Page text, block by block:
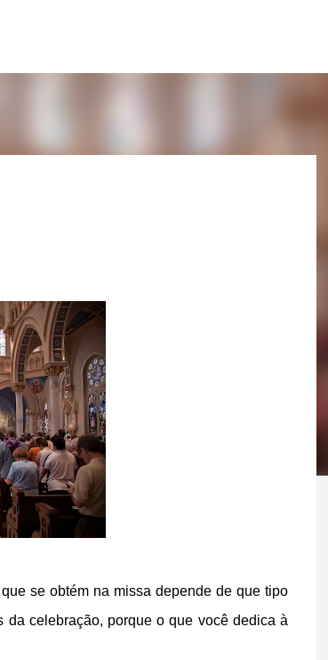
se obtém na missa depende de que tipo
celebração, porque o que você dedica à